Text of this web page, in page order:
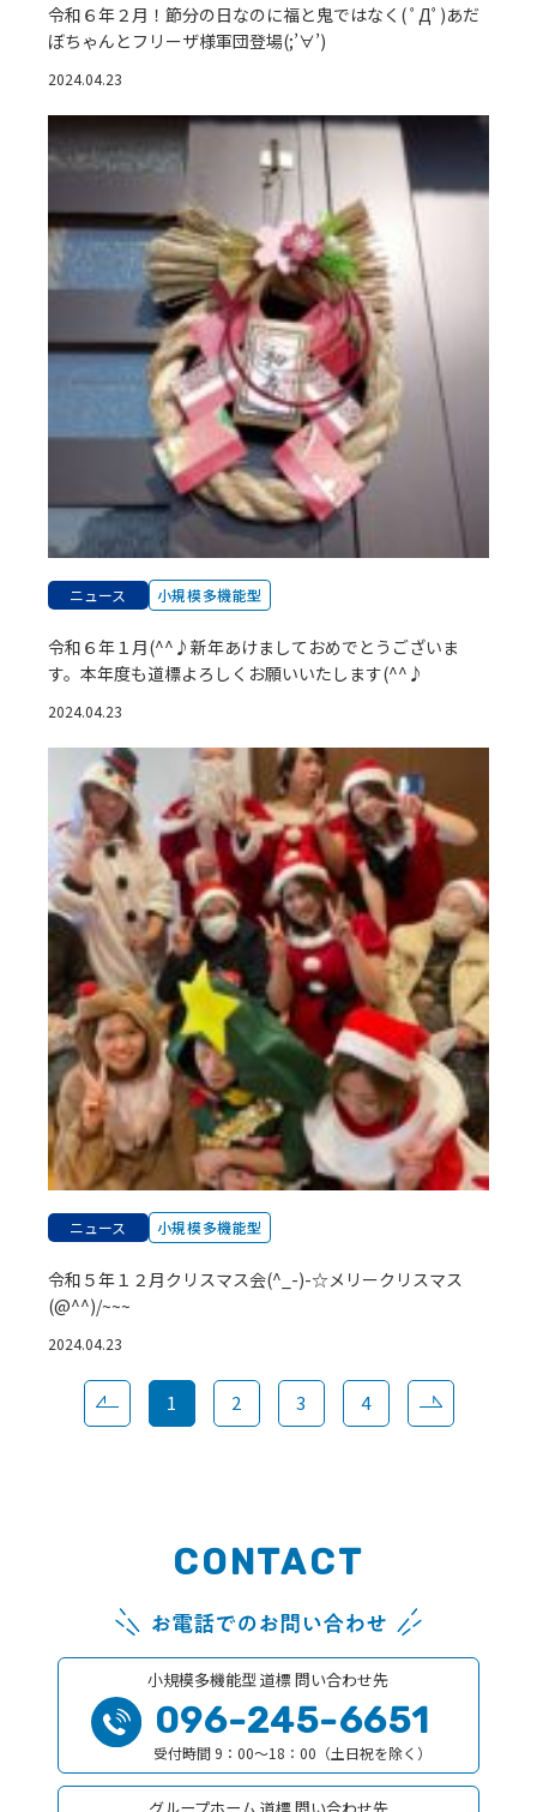
令和６年２月！節分の日なのに福と鬼ではなく( ﾟДﾟ)あだ
ぼちゃんとフリーザ様軍団登場(;’∀’)
2024.04.23
ニュース 小規模多機能型
令和６年１月(^^♪新年あけましておめでとうございま
す。本年度も道標よろしくお願いいたします(^^♪
2024.04.23
ニュース 小規模多機能型
令和５年１２月クリスマス会(^_-)-☆メリークリスマス
(@^^)/~~~
2024.04.23
1 2 3 4
CONTACT
小規模多機能型 道標 問い合わせ先
096-245-6651
受付時間 9：00〜18：00（土日祝を除く）